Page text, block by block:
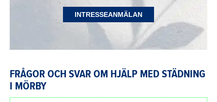
INTRESSEANMÄLAN
FRÅGOR OCH SVAR OM HJÄLP MED STÄDNING
I MÖRBY